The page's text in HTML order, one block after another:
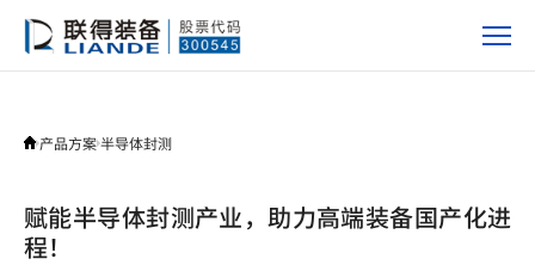
产品方案半导体封测
赋能半导体封测产业，助力高端装备国产化进
程！